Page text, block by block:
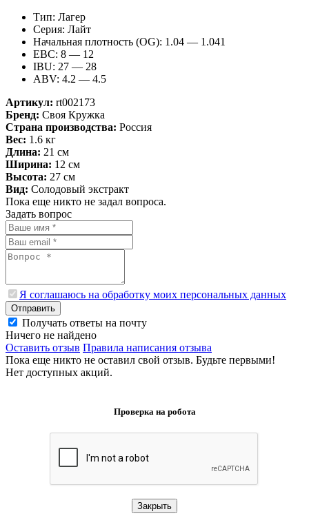
Тип: Лагер
Серия: Лайт
Начальная плотность (OG): 1.04 — 1.041
EBC: 8 — 12
IBU: 27 — 28
ABV: 4.2 — 4.5
Артикул: rt002173
Бренд: Своя Кружка
Страна производства: Россия
Вес: 1.6 кг
Длина: 21 см
Ширина: 12 см
Высота: 27 см
Вид: Солодовый экстракт
Пока еще никто не задал вопроса.
Задать вопрос
Я соглашаюсь на обработку моих персональных данных
Отправить
Получать ответы на почту
Ничего не найдено
Оставить отзыв Правила написания отзыва
Пока еще никто не оставил свой отзыв. Будьте первыми!
Нет доступных акций.
Проверка на робота
Закрыть